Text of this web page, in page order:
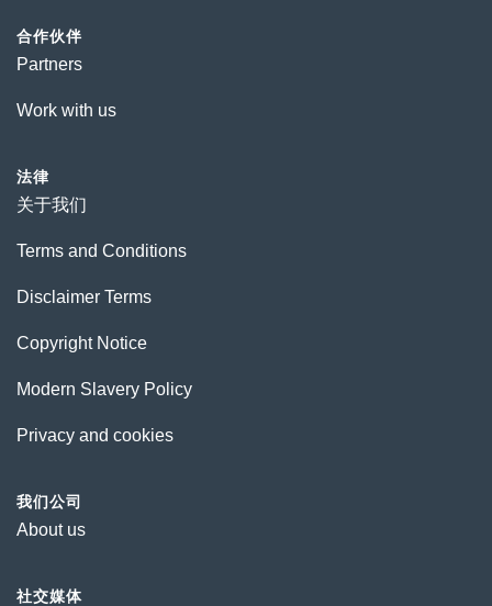
合作伙伴
Partners
Work with us
法律
关于我们
Terms and Conditions
Disclaimer Terms
Copyright Notice
Modern Slavery Policy
Privacy and cookies
我们公司
About us
社交媒体